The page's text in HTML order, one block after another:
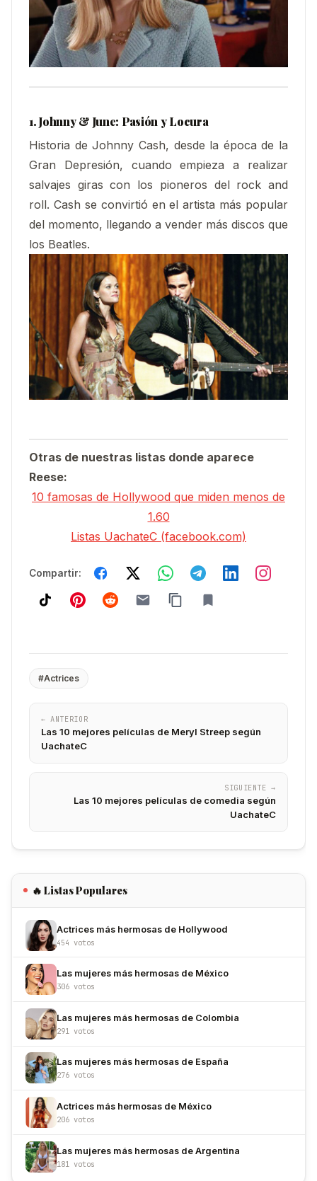
1. Johnny & June: Pasión y Locura
Historia de Johnny Cash, desde la época de la
Gran Depresión, cuando empieza a realizar
salvajes giras con los pioneros del rock and
roll. Cash se convirtió en el artista más popular
del momento, llegando a vender más discos que
los Beatles.
Otras de nuestras listas donde aparece
Reese:
10 famosas de Hollywood que miden menos de
1.60
Listas UachateC (facebook.com)
Compartir:
#Actrices
← ANTERIOR
Las 10 mejores películas de Meryl Streep según
UachateC
SIGUIENTE →
Las 10 mejores películas de comedia según
UachateC
🔥 Listas Populares
Actrices más hermosas de Hollywood
454 votos
Las mujeres más hermosas de México
306 votos
Las mujeres más hermosas de Colombia
291 votos
Las mujeres más hermosas de España
276 votos
Actrices más hermosas de México
206 votos
Las mujeres más hermosas de Argentina
181 votos